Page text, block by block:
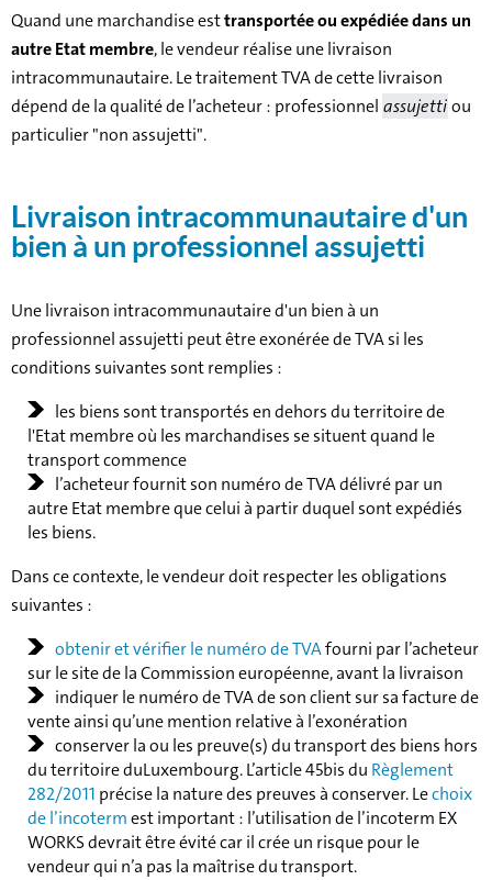
Quand une marchandise esttransportée ou expédiée dans un
autre Etat membre, le vendeur réalise une livraison
intracommunautaire. Le traitement TVA de cette livraison
dépend de la qualité de l’acheteur : professionnel assujettiou
particulier "non assujetti".
Livraison intracommunautaire d'un
bien à un professionnel assujetti
Une livraison intracommunautaire d'un bien à un
professionnel assujetti peut être exonérée de TVA si les
conditions suivantes sont remplies :
les biens sont transportés en dehors du territoire de
l'Etat membre où les marchandises se situent quand le
transport commence
l’acheteur fournit son numéro de TVA délivré par un
autre Etat membre que celui à partir duquel sont expédiés
les biens.
Dans ce contexte, le vendeur doit respecter les obligations
suivantes :
obtenir et vérifier le numéro de TVAfourni par l’acheteur
sur le site de la Commission européenne, avant la livraison
indiquer le numéro de TVA de son client sur sa facture de
vente ainsi qu’une mention relative à l’exonération
conserver la ou les preuve(s) du transport des biens hors
du territoire duLuxembourg. L’article 45bis du Règlement
282/2011 précise la nature des preuves à conserver. Lechoix
de l’incotermest important : l’utilisation de l’incoterm EX
WORKS devrait être évité car il crée un risque pour le
vendeur qui n’a pas la maîtrise du transport.